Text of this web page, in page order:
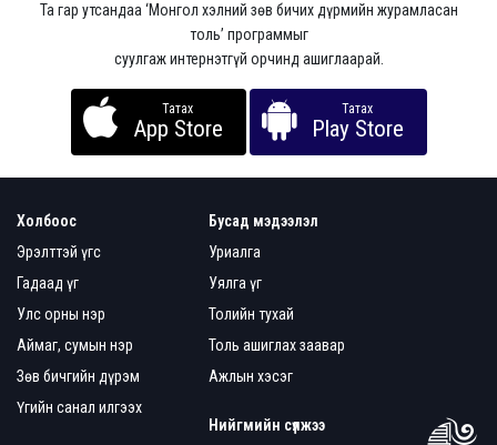
Та гар утсандаа ‘Монгол хэлний зөв бичих дүрмийн журамласан
толь’ программыг
суулгаж интернэтгүй орчинд ашиглаарай.
Татах
App Store
Татах
Play Store
Холбоос
Эрэлттэй үгс
Гадаад үг
Улс орны нэр
Аймаг, сумын нэр
Зөв бичгийн дүрэм
Үгийн санал илгээх
Бусад мэдээлэл
Уриалга
Уялга үг
Толийн тухай
Толь ашиглах заавар
Ажлын хэсэг
Нийгмийн сүлжээ